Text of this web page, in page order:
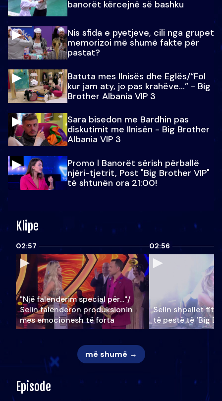
banorët kërcejnë së bashku
Nis sfida e pyetjeve, cili nga grupet
memorizoi më shumë fakte për
pastat?
Batuta mes Ilnisës dhe Eglës/“Fol
kur jam aty, jo pas krahëve…” - Big
Brother Albania VIP 3
Sara bisedon me Bardhin pas
diskutimit me Ilnisën - Big Brother
Albania VIP 3
Promo l Banorët sërish përballë
njëri-tjetrit, Post "Big Brother VIP"
të shtunën ora 21:00!
Klipe
02:57
"Një falenderim special për…"/
Selin falënderon produksionin
mes emocionesh të forta
02:56
Selin shpallet
të pestë të ‘Big
më shumë →
Episode